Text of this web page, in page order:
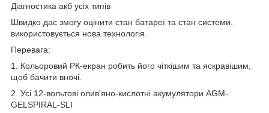
Діагностика акб усіх типів
Швидко дає змогу оцінити стан батареї та стан системи,
використовується нова технологія.
Перевага:
1. Кольоровий РК-екран робить його чіткішим та яскравішим,
щоб бачити вночі.
2. Усі 12-вольтові олив'яно-кислотні акумулятори AGM-
GELSPIRAL-SLI